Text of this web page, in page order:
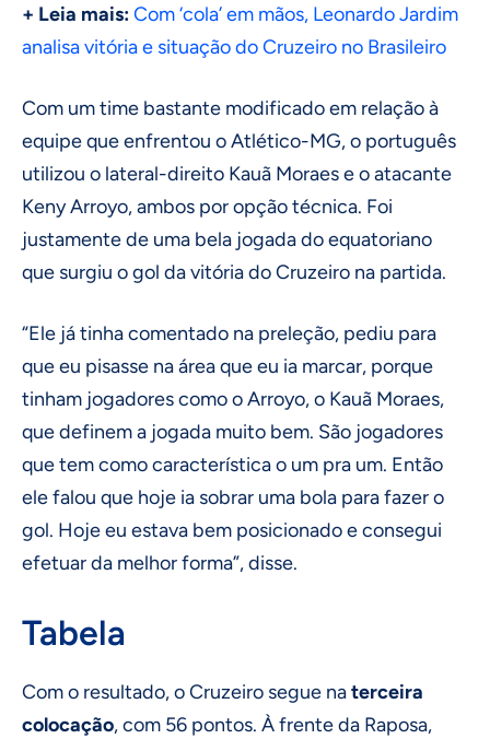
+ Leia mais:Com ‘cola’ em mãos, Leonardo Jardim
analisa vitória e situação do Cruzeiro no Brasileiro
Com um time bastante modificado em relação à
equipe que enfrentou o Atlético-MG, o português
utilizou o lateral-direito Kauã Moraes e o atacante
Keny Arroyo, ambos por opção técnica. Foi
justamente de uma bela jogada do equatoriano
que surgiu o gol da vitória do Cruzeiro na partida.
“Ele já tinha comentado na preleção, pediu para
que eu pisasse na área que eu ia marcar, porque
tinham jogadores como o Arroyo, o Kauã Moraes,
que definem a jogada muito bem. São jogadores
que tem como característica o um pra um. Então
ele falou que hoje ia sobrar uma bola para fazer o
gol. Hoje eu estava bem posicionado e consegui
efetuar da melhor forma”, disse.
Tabela
Com o resultado, o Cruzeiro segue naterceira
colocação, com 56 pontos. À frente da Raposa,